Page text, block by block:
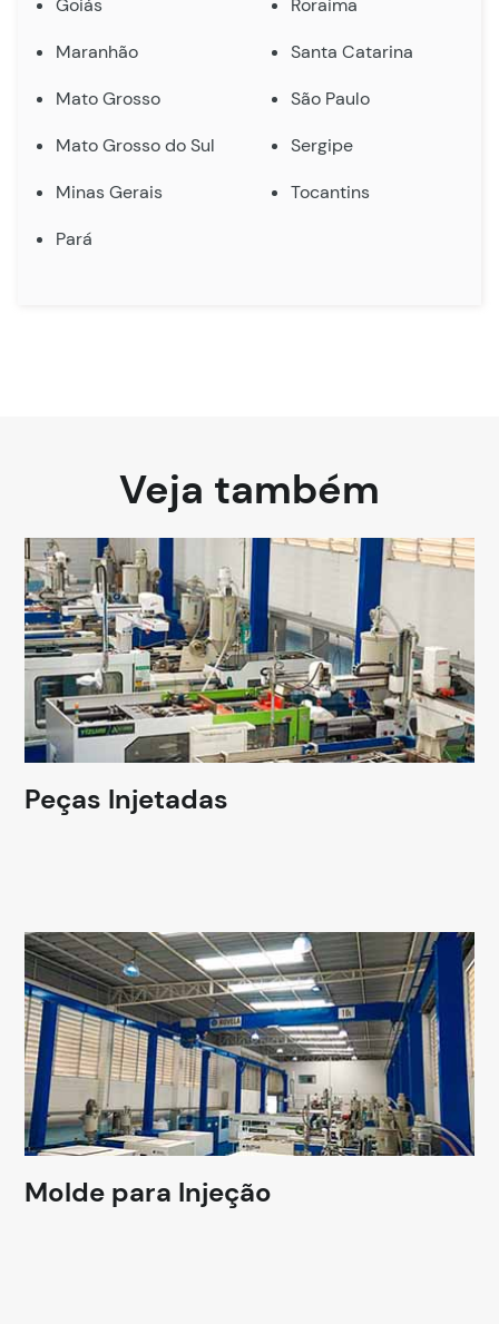
Goiás
Maranhão
Mato Grosso
Mato Grosso do Sul
Minas Gerais
Pará
Roraima
Santa Catarina
São Paulo
Sergipe
Tocantins
Veja também
Peças Injetadas
Molde para Injeção